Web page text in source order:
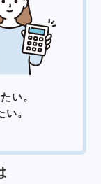
い。
。